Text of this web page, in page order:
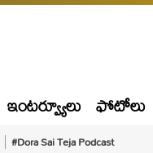
ఇంటర్వ్యూలు ఫోటోలు
#Dora Sai Teja Podcast